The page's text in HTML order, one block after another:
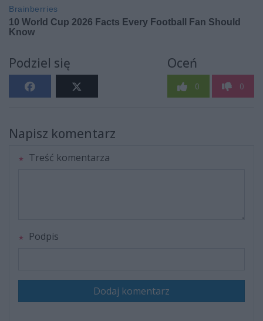
Podziel się Oceń
0 0
Napisz komentarz
Treść komentarza
Podpis
Dodaj komentarz